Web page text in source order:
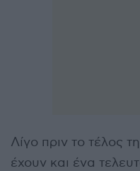
Λίγο πριν το τέλος
έχουν και ένα